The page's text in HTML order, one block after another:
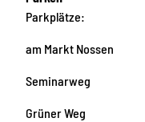
Parkplätze:
am Markt Nossen
Seminarweg
Grüner Weg